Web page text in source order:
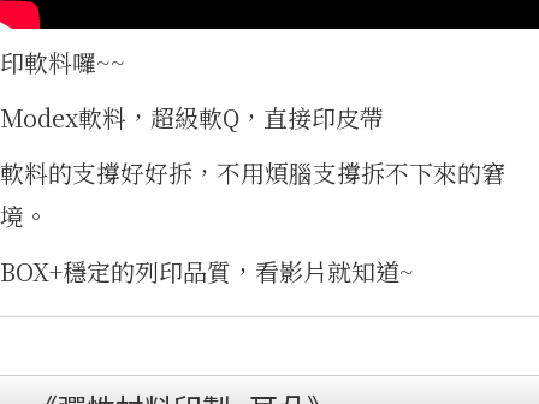
印軟料囉~~
Modex軟料，超級軟Q，直接印皮帶
軟料的支撐好好拆，不用煩腦支撐拆不下來的窘
境。
BOX+穩定的列印品質，看影片就知道~